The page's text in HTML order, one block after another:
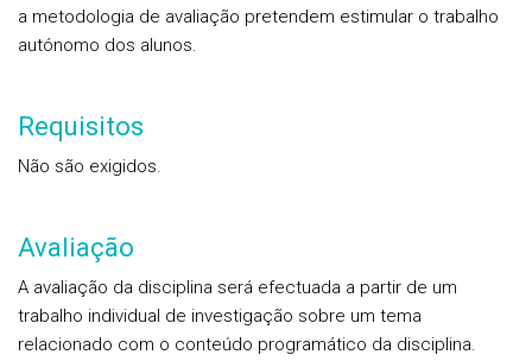
a metodologia de avaliação pretendem estimular o trabalho
autónomo dos alunos.
Requisitos
Não são exigidos.
Avaliação
A avaliação da disciplina será efectuada a partir de um
trabalho individual de investigação sobre um tema
relacionado com o conteúdo programático da disciplina.